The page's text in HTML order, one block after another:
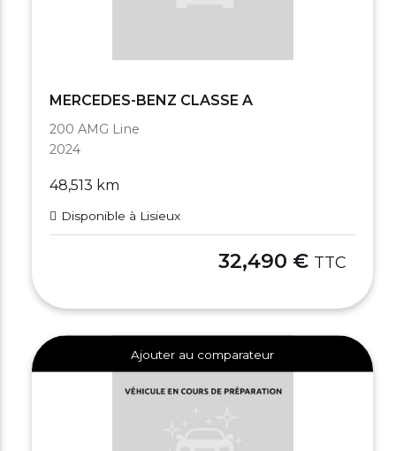
MERCEDES-BENZ CLASSE A
200 AMG Line
2024
48,513 km
Disponible à Lisieux
32,490 € TTC
Ajouter au comparateur